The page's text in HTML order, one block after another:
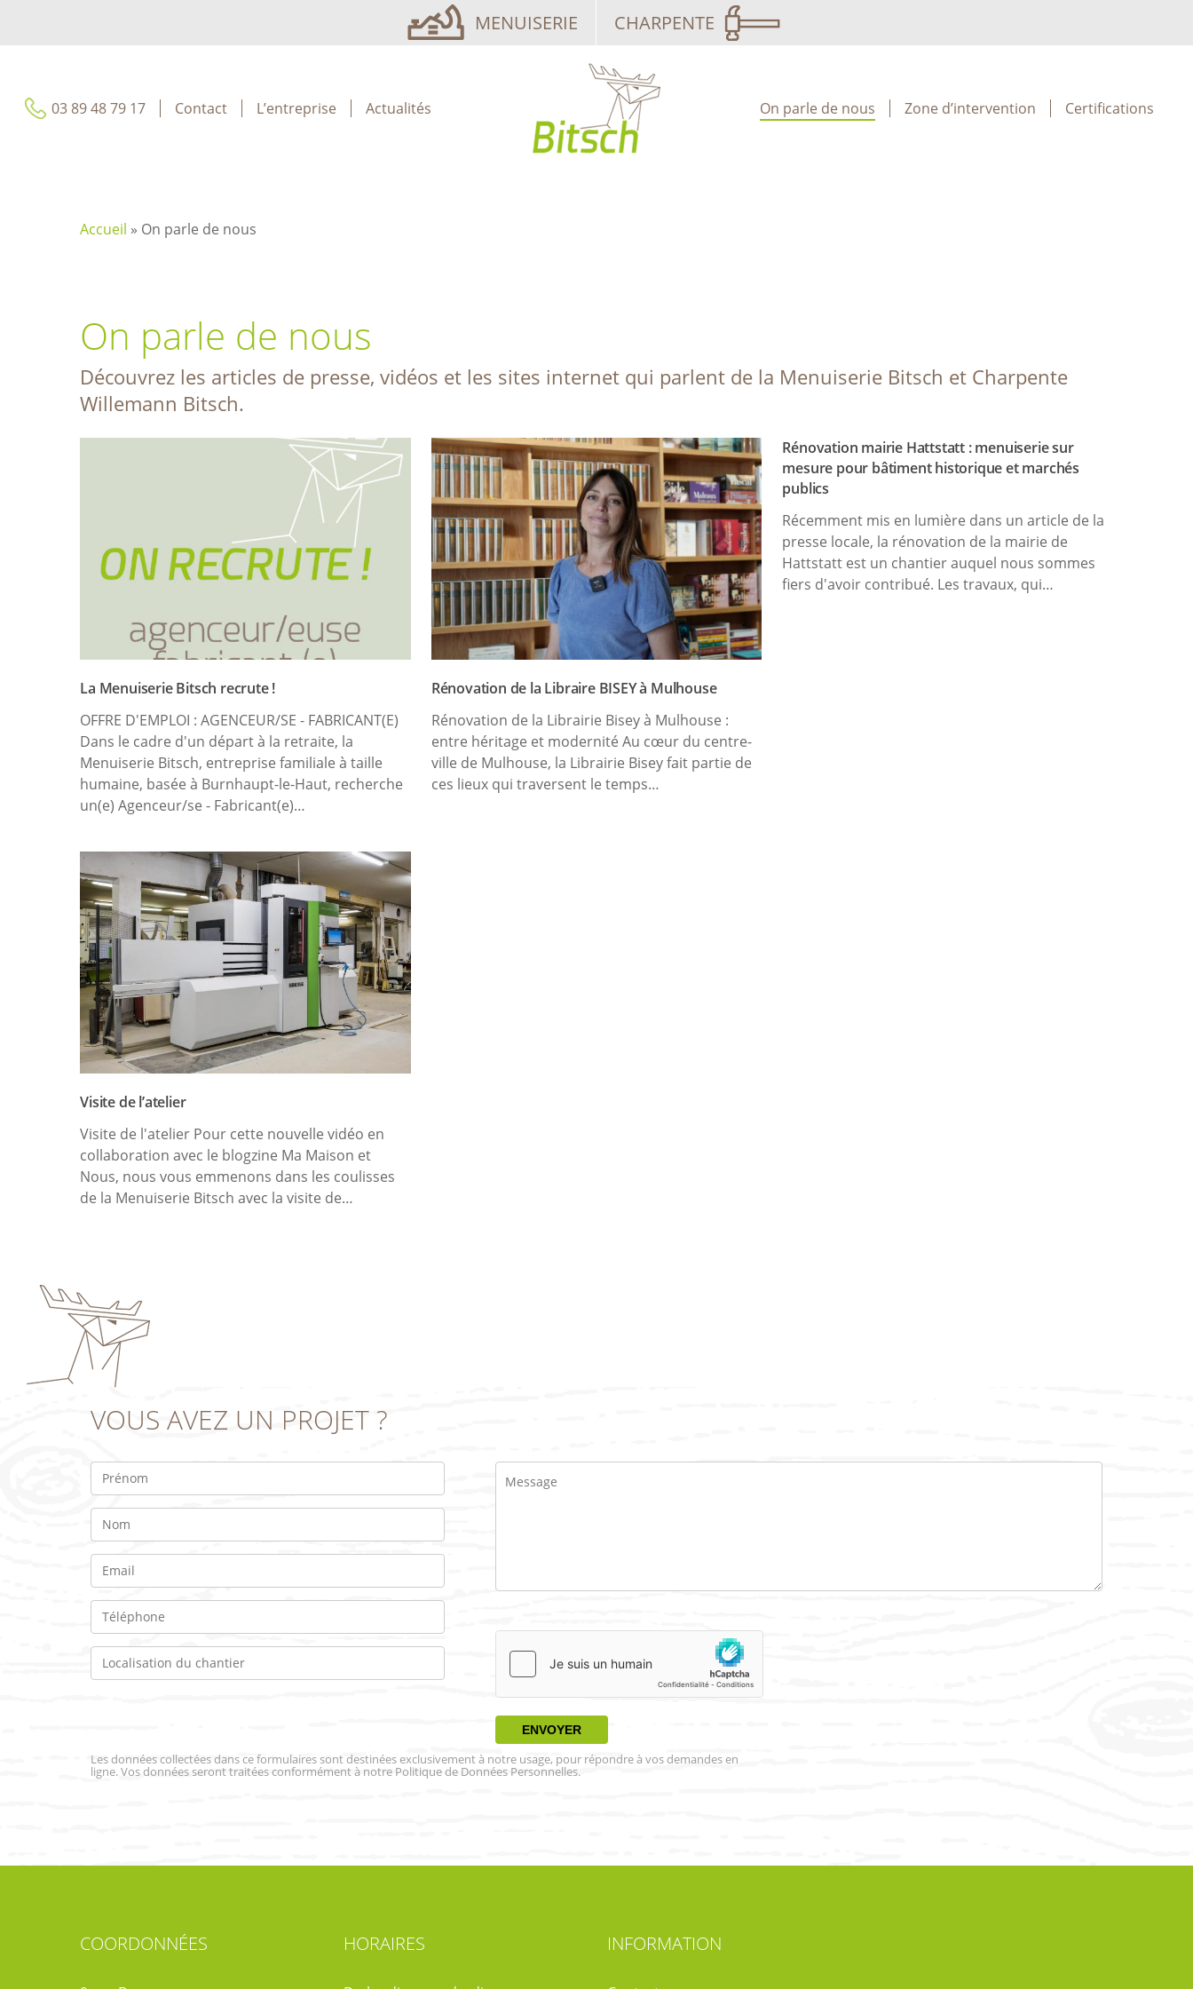
MENUISERIE CHARPENTE
03 89 48 79 17 Contact L’entreprise Actualités On parle de nous Zone d’intervention Certifications
Accueil » On parle de nous
On parle de nous
Découvrez les articles de presse, vidéos et les sites internet qui parlent de la Menuiserie Bitsch et Charpente
Willemann Bitsch.
La Menuiserie Bitsch recrute !
OFFRE D'EMPLOI : AGENCEUR/SE - FABRICANT(E)
Dans le cadre d'un départ à la retraite, la
Menuiserie Bitsch, entreprise familiale à taille
humaine, basée à Burnhaupt-le-Haut, recherche
un(e) Agenceur/se - Fabricant(e)…
Rénovation de la Libraire BISEY à Mulhouse
Rénovation de la Librairie Bisey à Mulhouse :
entre héritage et modernité Au cœur du centre-
ville de Mulhouse, la Librairie Bisey fait partie de
ces lieux qui traversent le temps…
Rénovation mairie Hattstatt : menuiserie sur
mesure pour bâtiment historique et marchés
publics
Récemment mis en lumière dans un article de la
presse locale, la rénovation de la mairie de
Hattstatt est un chantier auquel nous sommes
fiers d'avoir contribué. Les travaux, qui…
Visite de l’atelier
Visite de l'atelier Pour cette nouvelle vidéo en
collaboration avec le blogzine Ma Maison et
Nous, nous vous emmenons dans les coulisses
de la Menuiserie Bitsch avec la visite de…
VOUS AVEZ UN PROJET ?
Les données collectées dans ce formulaires sont destinées exclusivement à notre usage, pour répondre à vos demandes en
ligne. Vos données seront traitées conformément à notre Politique de Données Personnelles.
COORDONNÉES HORAIRES INFORMATION